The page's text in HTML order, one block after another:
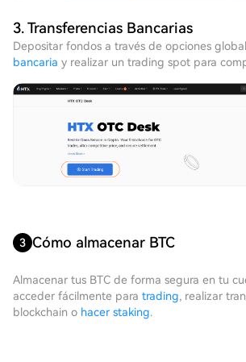
3. Transferencias Bancarias
Depositar fondos a través de opciones
bancaria y realizar un trading spot para
3 Cómo almacenar BTC
Almacenar tus BTC de forma segura en tu
acceder fácilmente para trading, realizar
blockchain o hacer staking.